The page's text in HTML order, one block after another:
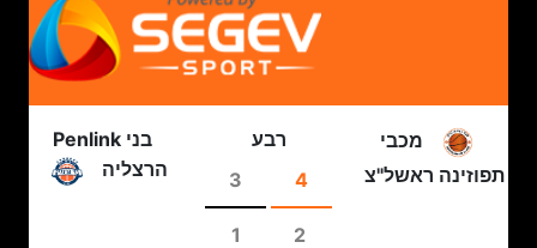
מכבי
תפוזינה ראשל"צ
רבע
4
3
2
1
בני Penlink
הרצליה